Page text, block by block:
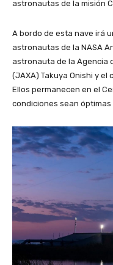
astronautas de la misión
A bordo de esta nave irá
astronautas de la NASA
astronauta de la Agencia
(JAXA) Takuya Onishi y el
Ellos permanecen en el
condiciones sean óptimas